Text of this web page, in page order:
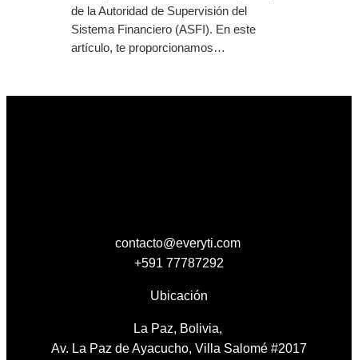
de la Autoridad de Supervisión del
Sistema Financiero (ASFI). En este
artículo, te proporcionamos…
contacto@everyti.com
+591 77787292
Ubicación
La Paz, Bolivia,
Av. La Paz de Ayacucho, Villa Salomé #2017